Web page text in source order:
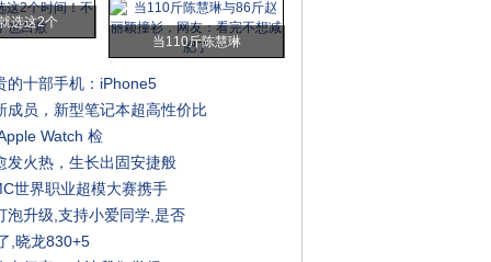
选这2个
当110斤陈慧琳
的十部手机：iPhone5
成员，新型笔记本超高性价比
Watch 检
发火热，生长出固安捷般
世界职业超模大赛携手
泡升级,支持小爱同学,是否
,晓龙830+5